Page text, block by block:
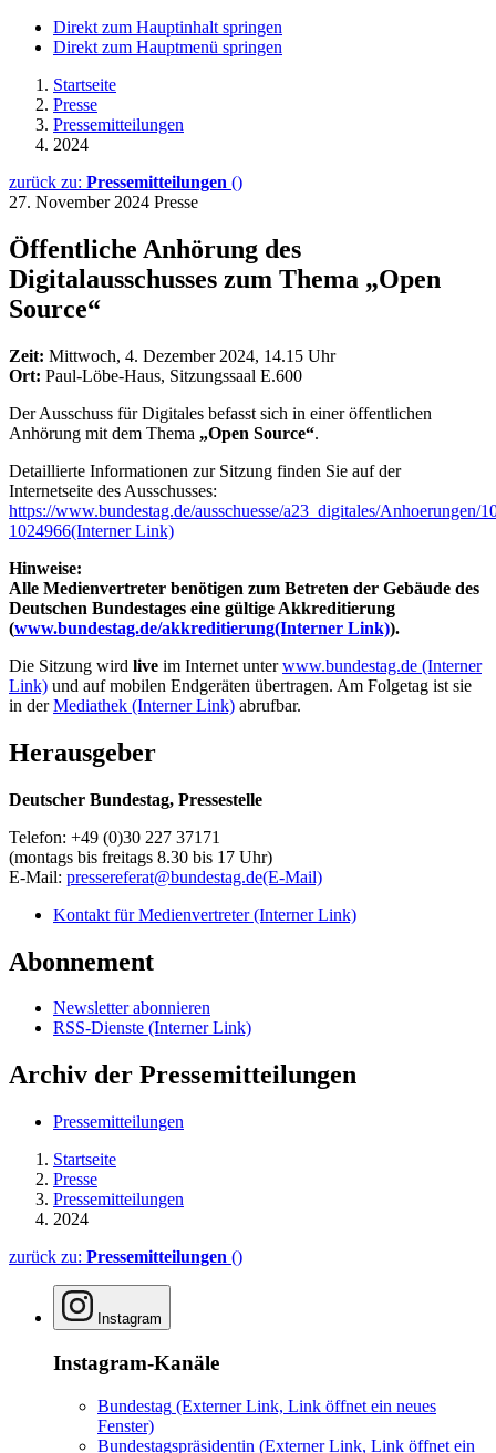
Direkt zum Hauptinhalt springen
Direkt zum Hauptmenü springen
Startseite
Presse
Pressemitteilungen
2024
zurück zu: Pressemitteilungen ()
27. November 2024 Presse
Öffentliche Anhörung des
Digitalausschusses zum Thema „Open
Source“
Zeit: Mittwoch, 4. Dezember 2024, 14.15 Uhr
Ort: Paul-Löbe-Haus, Sitzungssaal E.600
Der Ausschuss für Digitales befasst sich in einer öffentlichen
Anhörung mit dem Thema „Open Source“.
Detaillierte Informationen zur Sitzung finden Sie auf der
Internetseite des Ausschusses:
https://www.bundestag.de/ausschuesse/a23_digitales/Anhoerungen/
1024966(Interner Link)
Hinweise:
Alle Medienvertreter benötigen zum Betreten der Gebäude des
Deutschen Bundestages eine gültige Akkreditierung
(www.bundestag.de/akkreditierung(Interner Link)).
Die Sitzung wird live im Internet unterwww.bundestag.de (Interner
Link) und auf mobilen Endgeräten übertragen. Am Folgetag ist sie
in derMediathek (Interner Link) abrufbar.
Herausgeber
Deutscher Bundestag, Pressestelle
Telefon: +49 (0)30 227 37171
(montags bis freitags 8.30 bis 17 Uhr)
E-Mail: pressereferat@bundestag.de(E-Mail)
Kontakt für Medienvertreter(Interner Link)
Abonnement
Newsletter abonnieren
RSS-Dienste (Interner Link)
Archiv der Pressemitteilungen
Pressemitteilungen
Startseite
Presse
Pressemitteilungen
2024
zurück zu: Pressemitteilungen ()
Instagram
Instagram-Kanäle
Bundestag (Externer Link, Link öffnet ein neues
Fenster)
Bundestagspräsidentin (Externer Link, Link öffnet ein